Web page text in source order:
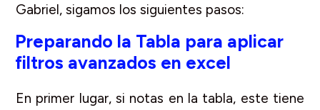
Gabriel, sigamos los siguientes pasos:
Preparando la Tabla para aplicar
filtros avanzados en excel
En primer lugar, si notas en la tabla, este tiene